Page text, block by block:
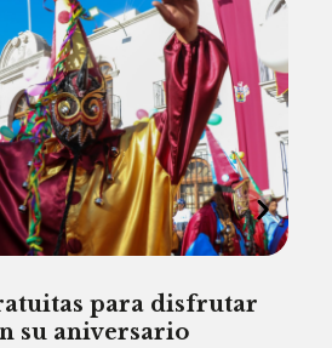
para disfrutar
su aniversario